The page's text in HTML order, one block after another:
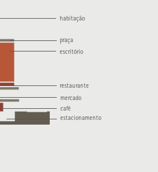
habitação
praça
escritório
restaurante
mercado
café
estacionamento